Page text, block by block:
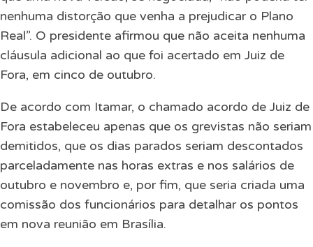
nenhuma distorção que venha a prejudicar o Plano
Real”. O presidente afirmou que não aceita nenhuma
cláusula adicional ao que foi acertado em Juiz de
Fora, em cinco de outubro.
De acordo com Itamar, o chamado acordo de Juiz de
Fora estabeleceu apenas que os grevistas não seriam
demitidos, que os dias parados seriam descontados
parceladamente nas horas extras e nos salários de
outubro e novembro e, por fim, que seria criada uma
comissão dos funcionários para detalhar os pontos
em nova reunião em Brasília.